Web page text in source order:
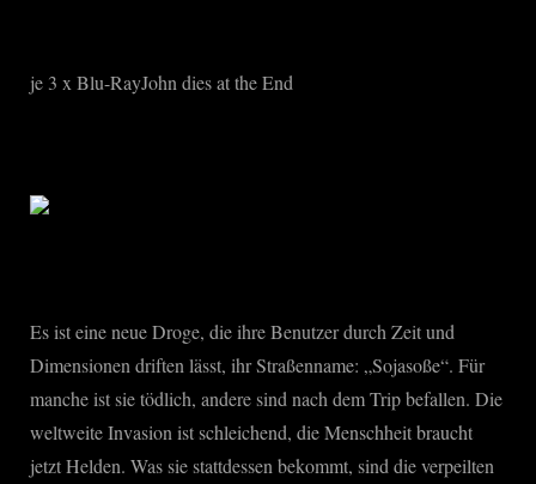
je 3 x Blu-RayJohn dies at the End
Es ist eine neue Droge, die ihre Benutzer durch Zeit und
Dimensionen driften lässt, ihr Straßenname: „Sojasoße“. Für
manche ist sie tödlich, andere sind nach dem Trip befallen. Die
weltweite Invasion ist schleichend, die Menschheit braucht
jetzt Helden. Was sie stattdessen bekommt, sind die verpeilten